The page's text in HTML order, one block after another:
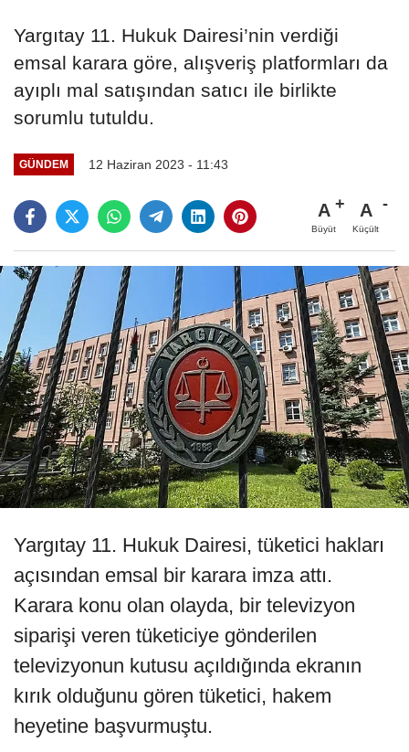
Yargıtay 11. Hukuk Dairesi’nin verdiği
emsal karara göre, alışveriş platformları da
ayıplı mal satışından satıcı ile birlikte
sorumlu tutuldu.
GÜNDEM 12 Haziran 2023 - 11:43
A
Büyüt
A
Küçült
Yargıtay 11. Hukuk Dairesi, tüketici hakları
açısından emsal bir karara imza attı.
Karara konu olan olayda, bir televizyon
siparişi veren tüketiciye gönderilen
televizyonun kutusu açıldığında ekranın
kırık olduğunu gören tüketici, hakem
heyetine başvurmuştu.